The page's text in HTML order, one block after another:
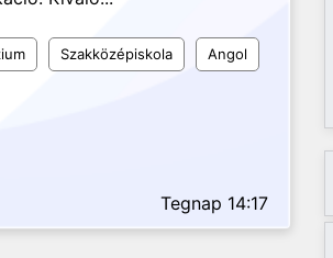
Szakközépiskola Angol
Tegnap 14:17